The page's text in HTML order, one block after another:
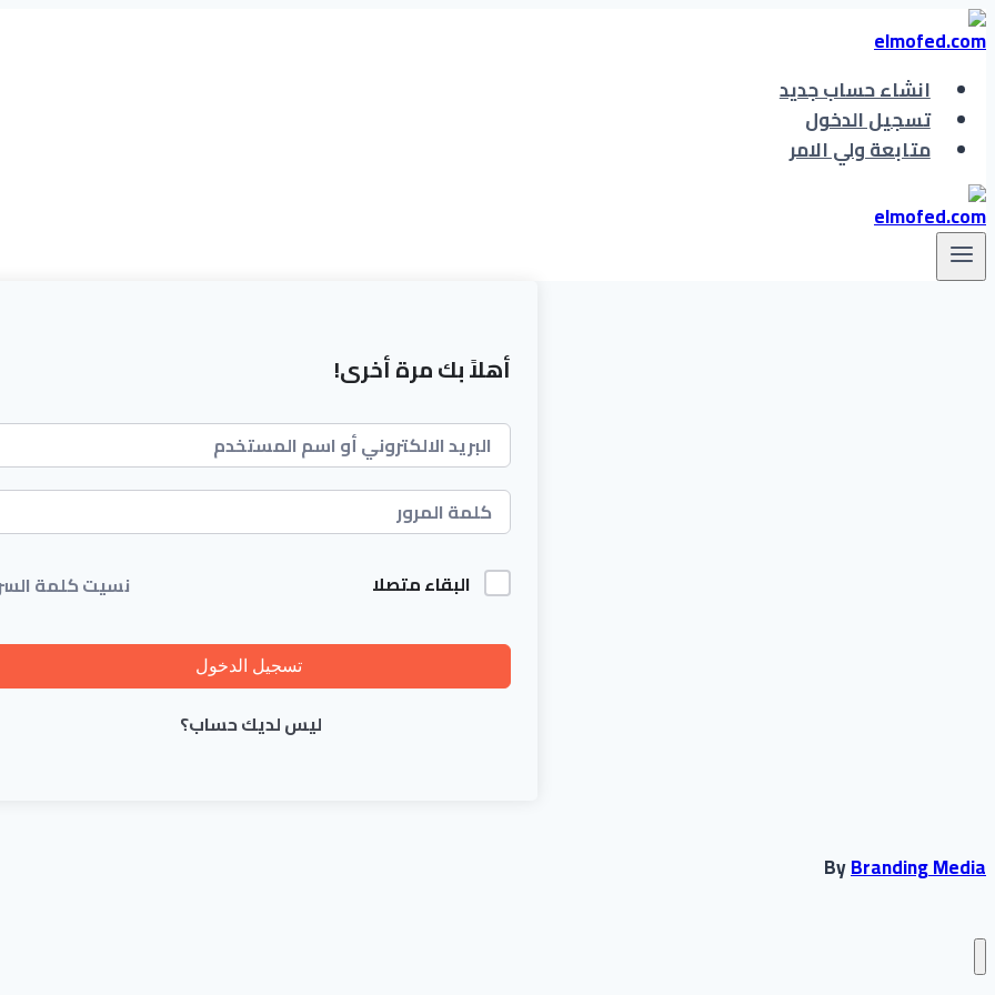
انشاء حساب جديد
تسجيل الدخول
متابعة ولي الامر
أهلاً بك مرة أخرى!
البقاء متصلا نسيت كلمة
تسجيل الدخول
ليس لديك حساب؟
ByBranding Media